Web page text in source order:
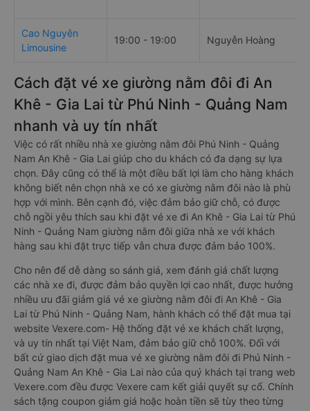
Cao Nguyên
Limousine
19:00 - 19:00 Nguyễn Hoàng
Cách đặt vé xe giường nằm đôi đi An
Khê - Gia Lai từ Phú Ninh - Quảng Nam
nhanh và uy tín nhất
Việc có rất nhiều nhà xe giường nằm đôi Phú Ninh - Quảng
Nam An Khê - Gia Lai giúp cho du khách có đa dạng sự lựa
chọn. Đây cũng có thể là một điều bất lợi làm cho hàng khách
không biết nên chọn nhà xe có xe giường nằm đôi nào là phù
hợp với mình. Bên cạnh đó, việc đảm bảo giữ chỗ, có được
chỗ ngồi yêu thích sau khi đặt vé xe đi An Khê - Gia Lai từ Phú
Ninh - Quảng Nam giường nằm đôi giữa nhà xe với khách
hàng sau khi đặt trực tiếp vẫn chưa được đảm bảo 100%.
Cho nên để dễ dàng so sánh giá, xem đánh giá chất lượng
các nhà xe đi, được đảm bảo quyền lợi cao nhất, được hưởng
nhiều ưu đãi giảm giá vé xe giường nằm đôi đi An Khê - Gia
Lai từ Phú Ninh - Quảng Nam, hành khách có thể đặt mua tại
website Vexere.com- Hệ thống đặt vé xe khách chất lượng,
và uy tín nhất tại Việt Nam, đảm bảo giữ chỗ 100%. Đối với
bất cứ giao dịch đặt mua vé xe giường nằm đôi đi Phú Ninh -
Quảng Nam An Khê - Gia Lai nào của quý khách tại trang web
Vexere.com đều được Vexere cam kết giải quyết sự cố. Chính
sách tặng coupon giảm giá hoặc hoàn tiền sẽ tùy theo từng